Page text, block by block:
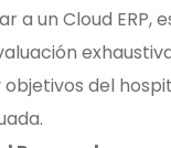
a un Cloud ERP,
objetivos del